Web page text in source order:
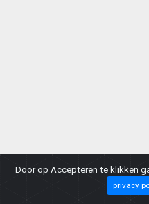
Copyright ©
Door op Accepteren te klikken
privacy